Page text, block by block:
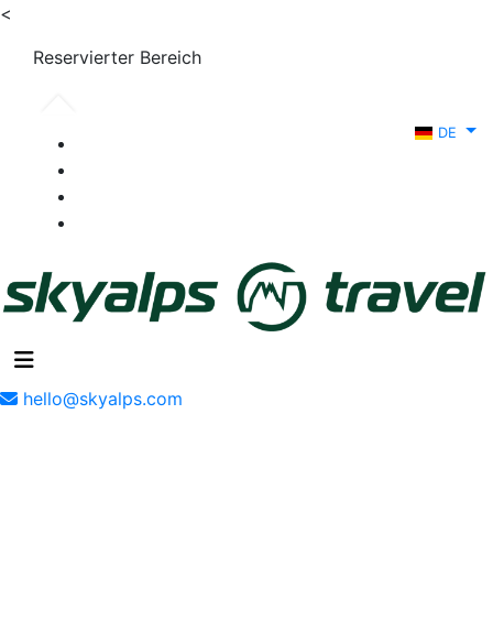
<
Reservierter Bereich
DE
hello@skyalps.com